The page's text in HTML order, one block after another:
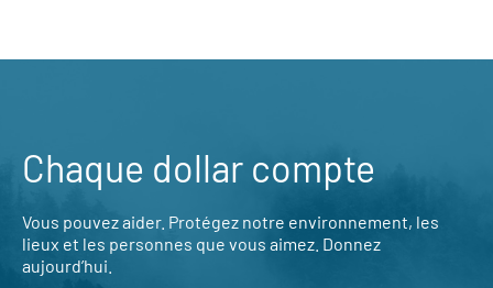
Chaque dollar compte
Vous pouvez aider. Protégez notre environnement, les
lieux et les personnes que vous aimez. Donnez
aujourd’hui.